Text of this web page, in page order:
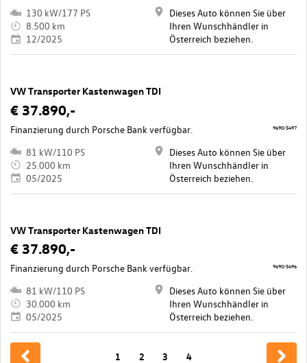
130 kW/177 PS
8.500 km
12/2025
Dieses Auto können Sie über
Ihren Wunschhändler in
Österreich beziehen.
VW Transporter Kastenwagen TDI
€ 37.890,-
Finanzierung durch Porsche Bank verfügbar.
81 kW/110 PS
25.000 km
05/2025
Dieses Auto können Sie über
Ihren Wunschhändler in
Österreich beziehen.
9690/5497
VW Transporter Kastenwagen TDI
€ 37.890,-
Finanzierung durch Porsche Bank verfügbar.
81 kW/110 PS
30.000 km
05/2025
Dieses Auto können Sie über
Ihren Wunschhändler in
Österreich beziehen.
9690/5496
1 2 3 4